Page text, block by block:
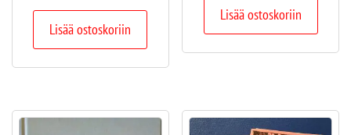
Lisää ostoskoriin
Lisää ostoskoriin